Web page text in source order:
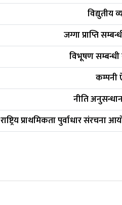
विद्युतीय
जग्गा प्राप्ति
विभूषण
कम्पनी
नीति
राष्ट्रिय प्राथमिकता पुर्वाधार